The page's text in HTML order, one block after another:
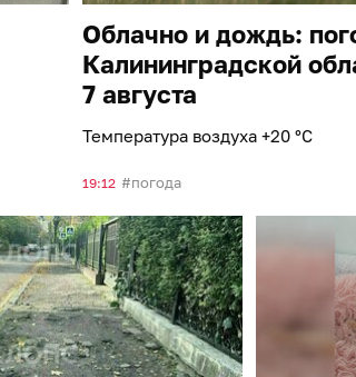
Облачно и дождь:
Калининградской
7 августа
Температура воздуха +20 °C
19:12 погода